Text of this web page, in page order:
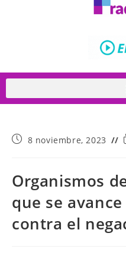
8 noviembre, 2023
Organismos
que se
contra el